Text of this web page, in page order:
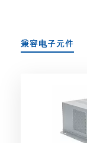
兼容电子元件